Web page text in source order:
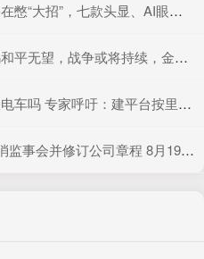
头显、AI眼镜在研，2027年会是大爆发期
或将持续，金价有望继续吸引避险买盘
专家呼吁：建平台按里程收费
订公司章程 8月19日召开临时股东大会